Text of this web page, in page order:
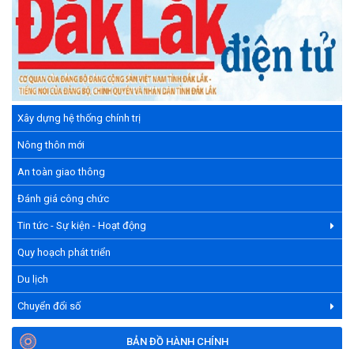
Xây dựng hệ thống chính trị
Nông thôn mới
An toàn giao thông
Đánh giá công chức
Tin tức - Sự kiện - Hoạt động
Quy hoạch phát triển
Du lịch
Chuyển đổi số
BẢN ĐỒ HÀNH CHÍNH
(14/05/2026)